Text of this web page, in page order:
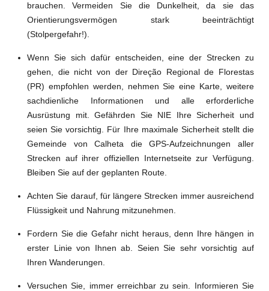
brauchen. Vermeiden Sie die Dunkelheit, da sie das
Orientierungsvermögen stark beeinträchtigt
(Stolpergefahr!).
Wenn Sie sich dafür entscheiden, eine der Strecken zu
gehen, die nicht von der Direção Regional de Florestas
(PR) empfohlen werden, nehmen Sie eine Karte, weitere
sachdienliche Informationen und alle erforderliche
Ausrüstung mit. Gefährden Sie NIE Ihre Sicherheit und
seien Sie vorsichtig. Für Ihre maximale Sicherheit stellt die
Gemeinde von Calheta die GPS-Aufzeichnungen aller
Strecken auf ihrer offiziellen Internetseite zur Verfügung.
Bleiben Sie auf der geplanten Route.
Achten Sie darauf, für längere Strecken immer ausreichend
Flüssigkeit und Nahrung mitzunehmen.
Fordern Sie die Gefahr nicht heraus, denn Ihre hängen in
erster Linie von Ihnen ab. Seien Sie sehr vorsichtig auf
Ihren Wanderungen.
Versuchen Sie, immer erreichbar zu sein. Informieren Sie